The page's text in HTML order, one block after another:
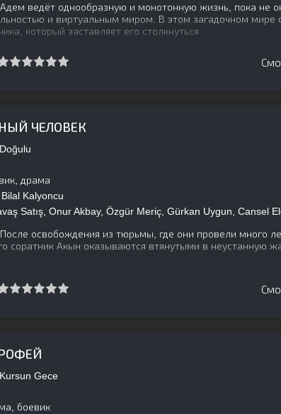
Адем ведёт однообразную и монотонную жизнь, пока не
и виртуальным миром. В этом загадочном мире
который заставляет его столкнуться
ЧЕЛОВЕК
Doğulu
драма
Bilal Kalyoncu
Satış, Onur Akbay, Özgür Meriç, Gürkan Uygun, Cansel
После освобождения из тюрьмы, где они провели много
соратник Акын оказываются втянутыми в неустанную
Kursun Gece
боевик